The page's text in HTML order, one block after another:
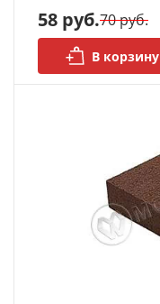
58 руб.70 руб.
В корзину